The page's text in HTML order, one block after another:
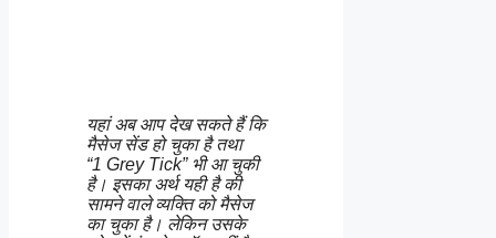
यहां अब आप देख सकते हैं कि
मैसेज सेंड हो चुका है तथा
“1 Grey Tick” भी आ चुकी
है। इसका अर्थ यही है की
सामने वाले व्यक्ति को मैसेज
का चुका है। लेकिन उसके